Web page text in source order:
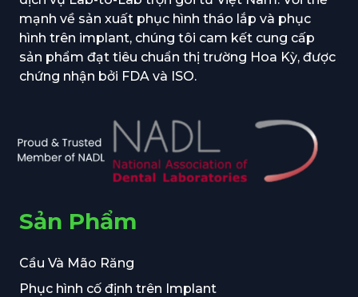
mạnh về sản xuất phục hình tháo lắp và phục
hình trên implant, chúng tôi cam kết cung cấp
sản phẩm đạt tiêu chuẩn thị trường Hoa Kỳ, được
chứng nhận bởi FDA và ISO.
Sản Phẩm
Cầu Và Mão Răng
Phục hình cố định trên Implant